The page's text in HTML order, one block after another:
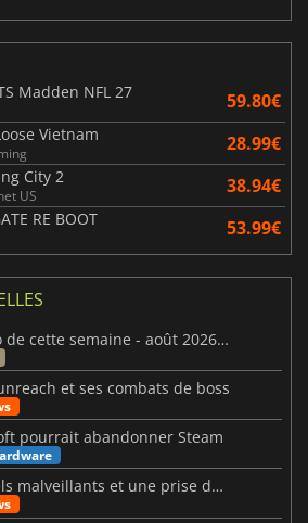
Madden NFL 27
59.80€
Vietnam 28.99€
City 2
US 38.94€
RE BOOT 53.99€
Sorties de jeux vidéo de cette semaine - août 2026 (semaine 32)
et ses combats de boss
pourrait abandonner Steam
Des cartes de logiciels malveillants et une prise de contrôle de Discord ont touché Meccha Chameleon